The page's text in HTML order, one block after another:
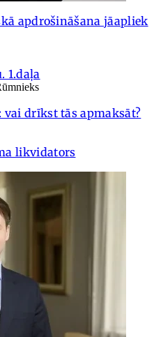
apdrošināšana jāapliek
1.daļa
vai drīkst tās apmaksāt?
likvidators